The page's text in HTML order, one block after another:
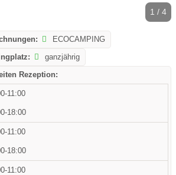
1 / 4
ECOCAMPING
ganzjährig
Rezeption:
11:00
18:00
11:00
18:00
11:00